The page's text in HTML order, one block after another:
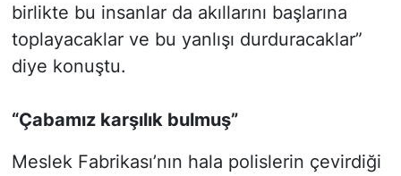
birlikte bu insanlar da akıllarını başlarına
toplayacaklar ve bu yanlışı durduracaklar”
diye konuştu.
“Çabamız karşılık bulmuş”
Meslek Fabrikası’nın hala polislerin çevirdiği